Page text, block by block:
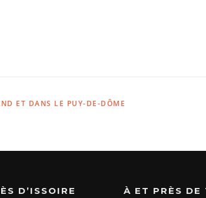
ET DANS LE PUY-DE-DÔME
D’ISSOIRE À ET PRÈS DE